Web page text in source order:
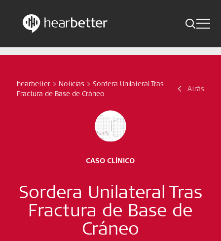
Skip
Toggle
Indicaciones
Noticias
Suscríbete ahora
hearbetter > Noticias > Sordera Unilateral Tras
Fractura de Base de Cráneo
Atrás
CASO CLÍNICO
Sordera Unilateral Tras
Fractura de Base de
Cráneo